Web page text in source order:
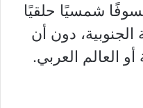
17 فبراير كسوفًا شمسيًا حلقيًا
دون أن
العالم العربي.